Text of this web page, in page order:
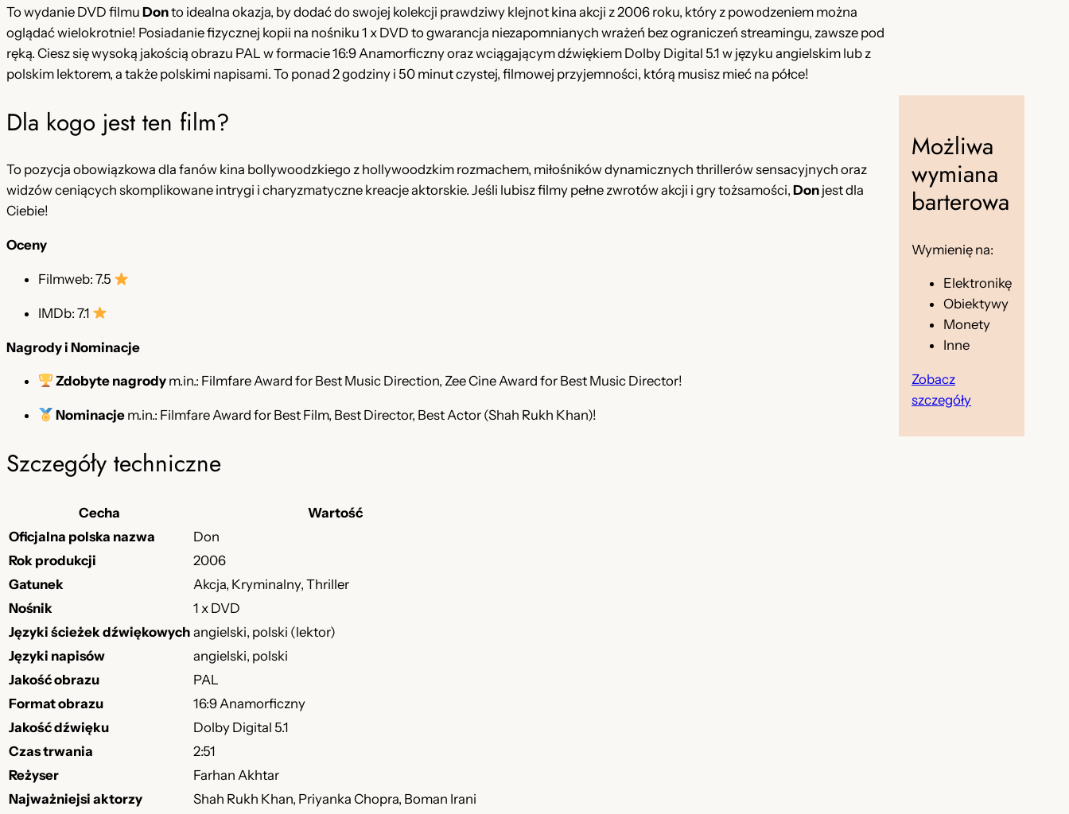
:
N
a
j
To wydanie DVD filmu Donto idealna okazja, by dodać do swojej kolekcji prawdziwy klejnot kina akcji z 2006 roku, który z powodzeniem można
oglądać wielokrotnie! Posiadanie fizycznej kopii na nośniku 1 x DVD to gwarancja niezapomnianych wrażeń bez ograniczeń streamingu, zawsze pod
ręką. Ciesz się wysoką jakością obrazu PAL w formacie 16:9 Anamorficzny oraz wciągającym dźwiękiem Dolby Digital 5.1 w języku angielskim lub z
polskim lektorem, a także polskimi napisami. To ponad 2 godziny i 50 minut czystej, filmowej przyjemności, którą musisz mieć na półce!
Dla kogo jest ten film?
To pozycja obowiązkowa dla fanów kina bollywoodzkiego z hollywoodzkim rozmachem, miłośników dynamicznych thrillerów sensacyjnych oraz
widzów ceniących skomplikowane intrygi i charyzmatyczne kreacje aktorskie. Jeśli lubisz filmy pełne zwrotów akcji i gry tożsamości, Don jest dla
Ciebie!
Oceny
Filmweb: 7.5
IMDb: 7.1
Nagrody i Nominacje
Zdobyte nagrody m.in.: Filmfare Award for Best Music Direction, Zee Cine Award for Best Music Director!
Nominacje m.in.: Filmfare Award for Best Film, Best Director, Best Actor (Shah Rukh Khan)!
Szczegóły techniczne
Cecha
Wartość
Oficjalna polska nazwa
Don
Rok produkcji
2006
Gatunek
Akcja, Kryminalny, Thriller
Nośnik
1 x DVD
Języki ścieżek dźwiękowych angielski, polski (lektor)
Języki napisów
angielski, polski
Jakość obrazu
PAL
Format obrazu
16:9 Anamorficzny
Jakość dźwięku
Dolby Digital 5.1
Czas trwania
2:51
Reżyser
Farhan Akhtar
Najważniejsi aktorzy
Shah Rukh Khan, Priyanka Chopra, Boman Irani
Możliwa
wymiana
barterowa
Wymienię na:
Elektronikę
Obiektywy
Monety
Inne
Zobacz
szczegóły